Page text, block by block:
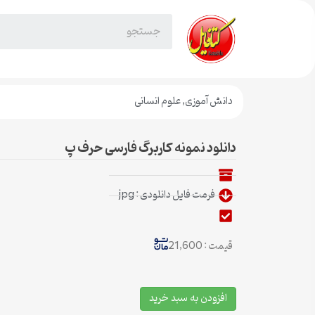
دانش آموزی,علوم انسانی
دانلود نمونه کاربرگ فارسی حرف پ
فرمت فایل دانلودی : jpg
قیمت : 21,600
افزودن به سبد خرید